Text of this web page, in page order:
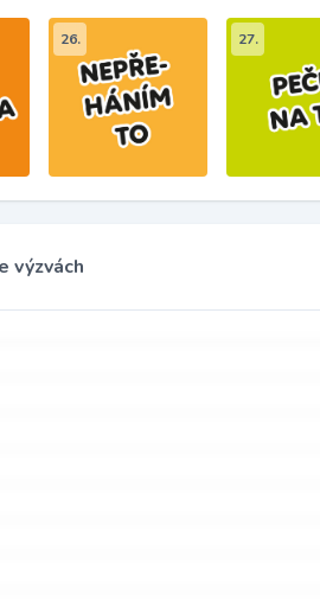
26. 27.
výzvách